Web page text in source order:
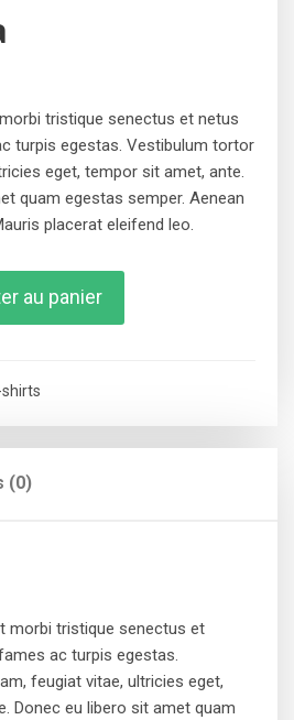
tristique senectus et netus
turpis egestas. Vestibulum tortor
eget, tempor sit amet, ante.
quam egestas semper. Aenean
placerat eleifend leo.
au panier
shirts
(0)
morbi tristique senectus et
ac turpis egestas.
feugiat vitae, ultricies eget,
Donec eu libero sit amet quam